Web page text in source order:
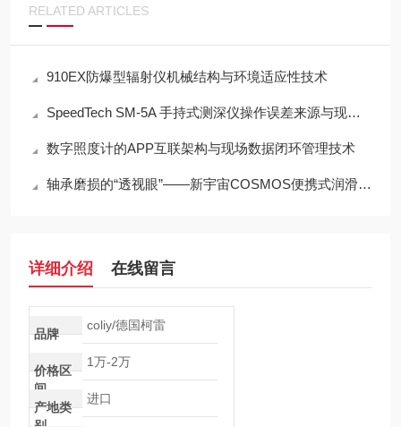
RELATED ARTICLES
910EX防爆型辐射仪机械结构与环境适应性技术
SpeedTech SM-5A 手持式测深仪操作误差来源与现场应用技术规范
数字照度计的APP互联架构与现场数据闭环管理技术
轴承磨损的“透视眼”——新宇宙COSMOS便携式润滑脂铁粉浓度计SDM-72
详细介绍 在线留言
品牌
coliy/德国柯雷
价格区
间
1万-2万
产地类
进口